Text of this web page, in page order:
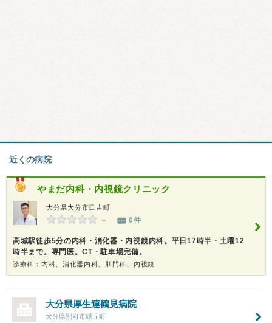
近くの病院
やまだ内科・内視鏡クリニック
大分県大分市日吉町
－ 0件
高城駅徒歩5分の内科・消化器・内視鏡内科。平日17時半・土曜12
時半まで。専門医。CT・駐車場完備。
診療科：内科、消化器内科、肛門科、内視鏡
大分県厚生連鶴見病院
大分県別府市緑丘町